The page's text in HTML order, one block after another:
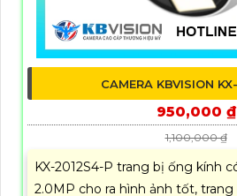
CAMERA KBVISION
950,000 ₫
1,100,000 ₫
KX-2012S4-P trang bị ống kính
2.0MP cho ra hình ảnh tốt,